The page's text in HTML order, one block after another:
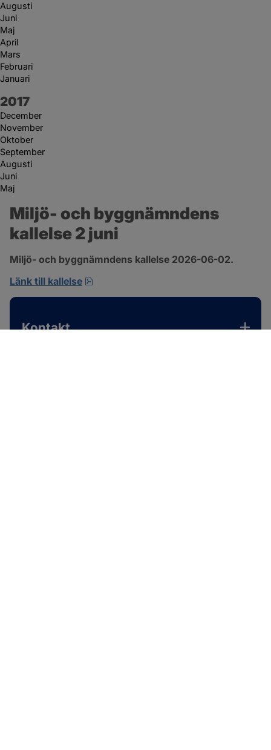
Augusti
Juni
Maj
April
Mars
Februari
Januari
År:
2017
December
November
Oktober
September
Augusti
Juni
Maj
Miljö- och byggnämndens
kallelse 2 juni
Miljö- och byggnämndens kallelse 2026-06-02.
Länk till kallelse
Kontakt